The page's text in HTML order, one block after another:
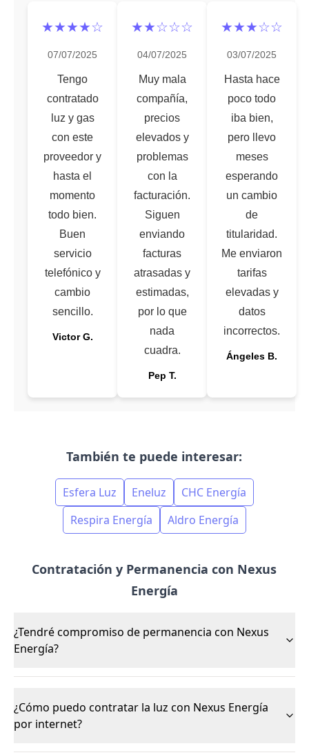
★★★★☆
07/07/2025
Tengo
contratado
luz y gas
con este
proveedor y
hasta el
momento
todo bien.
Buen
servicio
telefónico y
cambio
sencillo.
Victor G.
★★☆☆☆
04/07/2025
Muy mala
compañía,
precios
elevados y
problemas
con la
facturación.
Siguen
enviando
facturas
atrasadas y
estimadas,
por lo que
nada
cuadra.
Pep T.
★★★☆☆
03/07/2025
Hasta hace
poco todo
iba bien,
pero llevo
meses
esperando
un cambio
de
titularidad.
Me enviaron
tarifas
elevadas y
datos
incorrectos.
Ángeles B.
También te puede interesar:
Esfera Luz Eneluz
CHC Energía
Respira Energía
Aldro Energía
Contratación y Permanencia con Nexus
Energía
¿Tendré compromiso de permanencia con Nexus
Energía?
¿Cómo puedo contratar la luz con Nexus Energía
por internet?